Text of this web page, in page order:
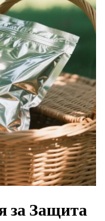
за Защита